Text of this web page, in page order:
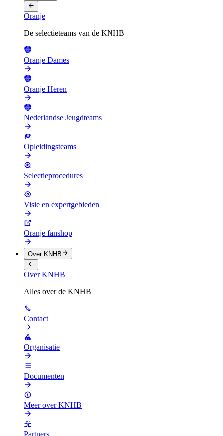
Oranje
De selectieteams van de KNHB
Oranje Dames
Oranje Heren
Nederlandse Jeugdteams
Opleidingsteams
Selectieprocedures
Visie en expertgebieden
Oranje fanshop
Over KNHB
Over KNHB
Alles over de KNHB
Contact
Organisatie
Documenten
Meer over KNHB
Partners